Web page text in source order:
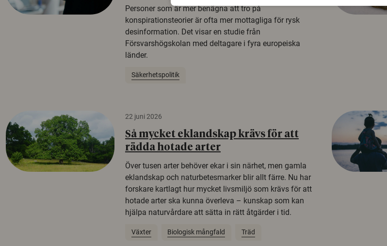
Personer som är mer benägna att tro på
konspirationsteorier är ofta mer mottagliga för rysk
desinformation. Det visar en studie från
Försvarshögskolan med deltagare i fyra europeiska
länder.
Säkerhetspolitik
22 juni 2026
Så mycket eklandskap krävs för att
rädda hotade arter
Över tusen arter behöver ekar i sin närhet, men gamla
eklandskap och naturbetesmarker blir allt färre. Nu har
forskare kartlagt hur mycket livsmiljö som krävs för att
hotade arter ska kunna överleva – kunskap som kan
hjälpa naturvårdare att sätta in rätt åtgärder i tid.
Växter Biologisk mångfald Träd